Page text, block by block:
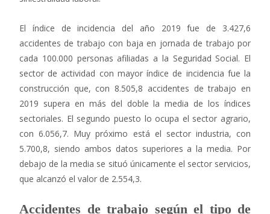
El índice de incidencia del año 2019 fue de 3.427,6
accidentes de trabajo con baja en jornada de trabajo por
cada 100.000 personas afiliadas a la Seguridad Social. El
sector de actividad con mayor índice de incidencia fue la
construcción que, con 8.505,8 accidentes de trabajo en
2019 supera en más del doble la media de los índices
sectoriales. El segundo puesto lo ocupa el sector agrario,
con 6.056,7. Muy próximo está el sector industria, con
5.700,8, siendo ambos datos superiores a la media. Por
debajo de la media se situó únicamente el sector servicios,
que alcanzó el valor de 2.554,3.
Accidentes de trabajo según el tipo de